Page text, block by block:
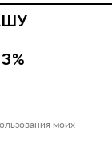
моих